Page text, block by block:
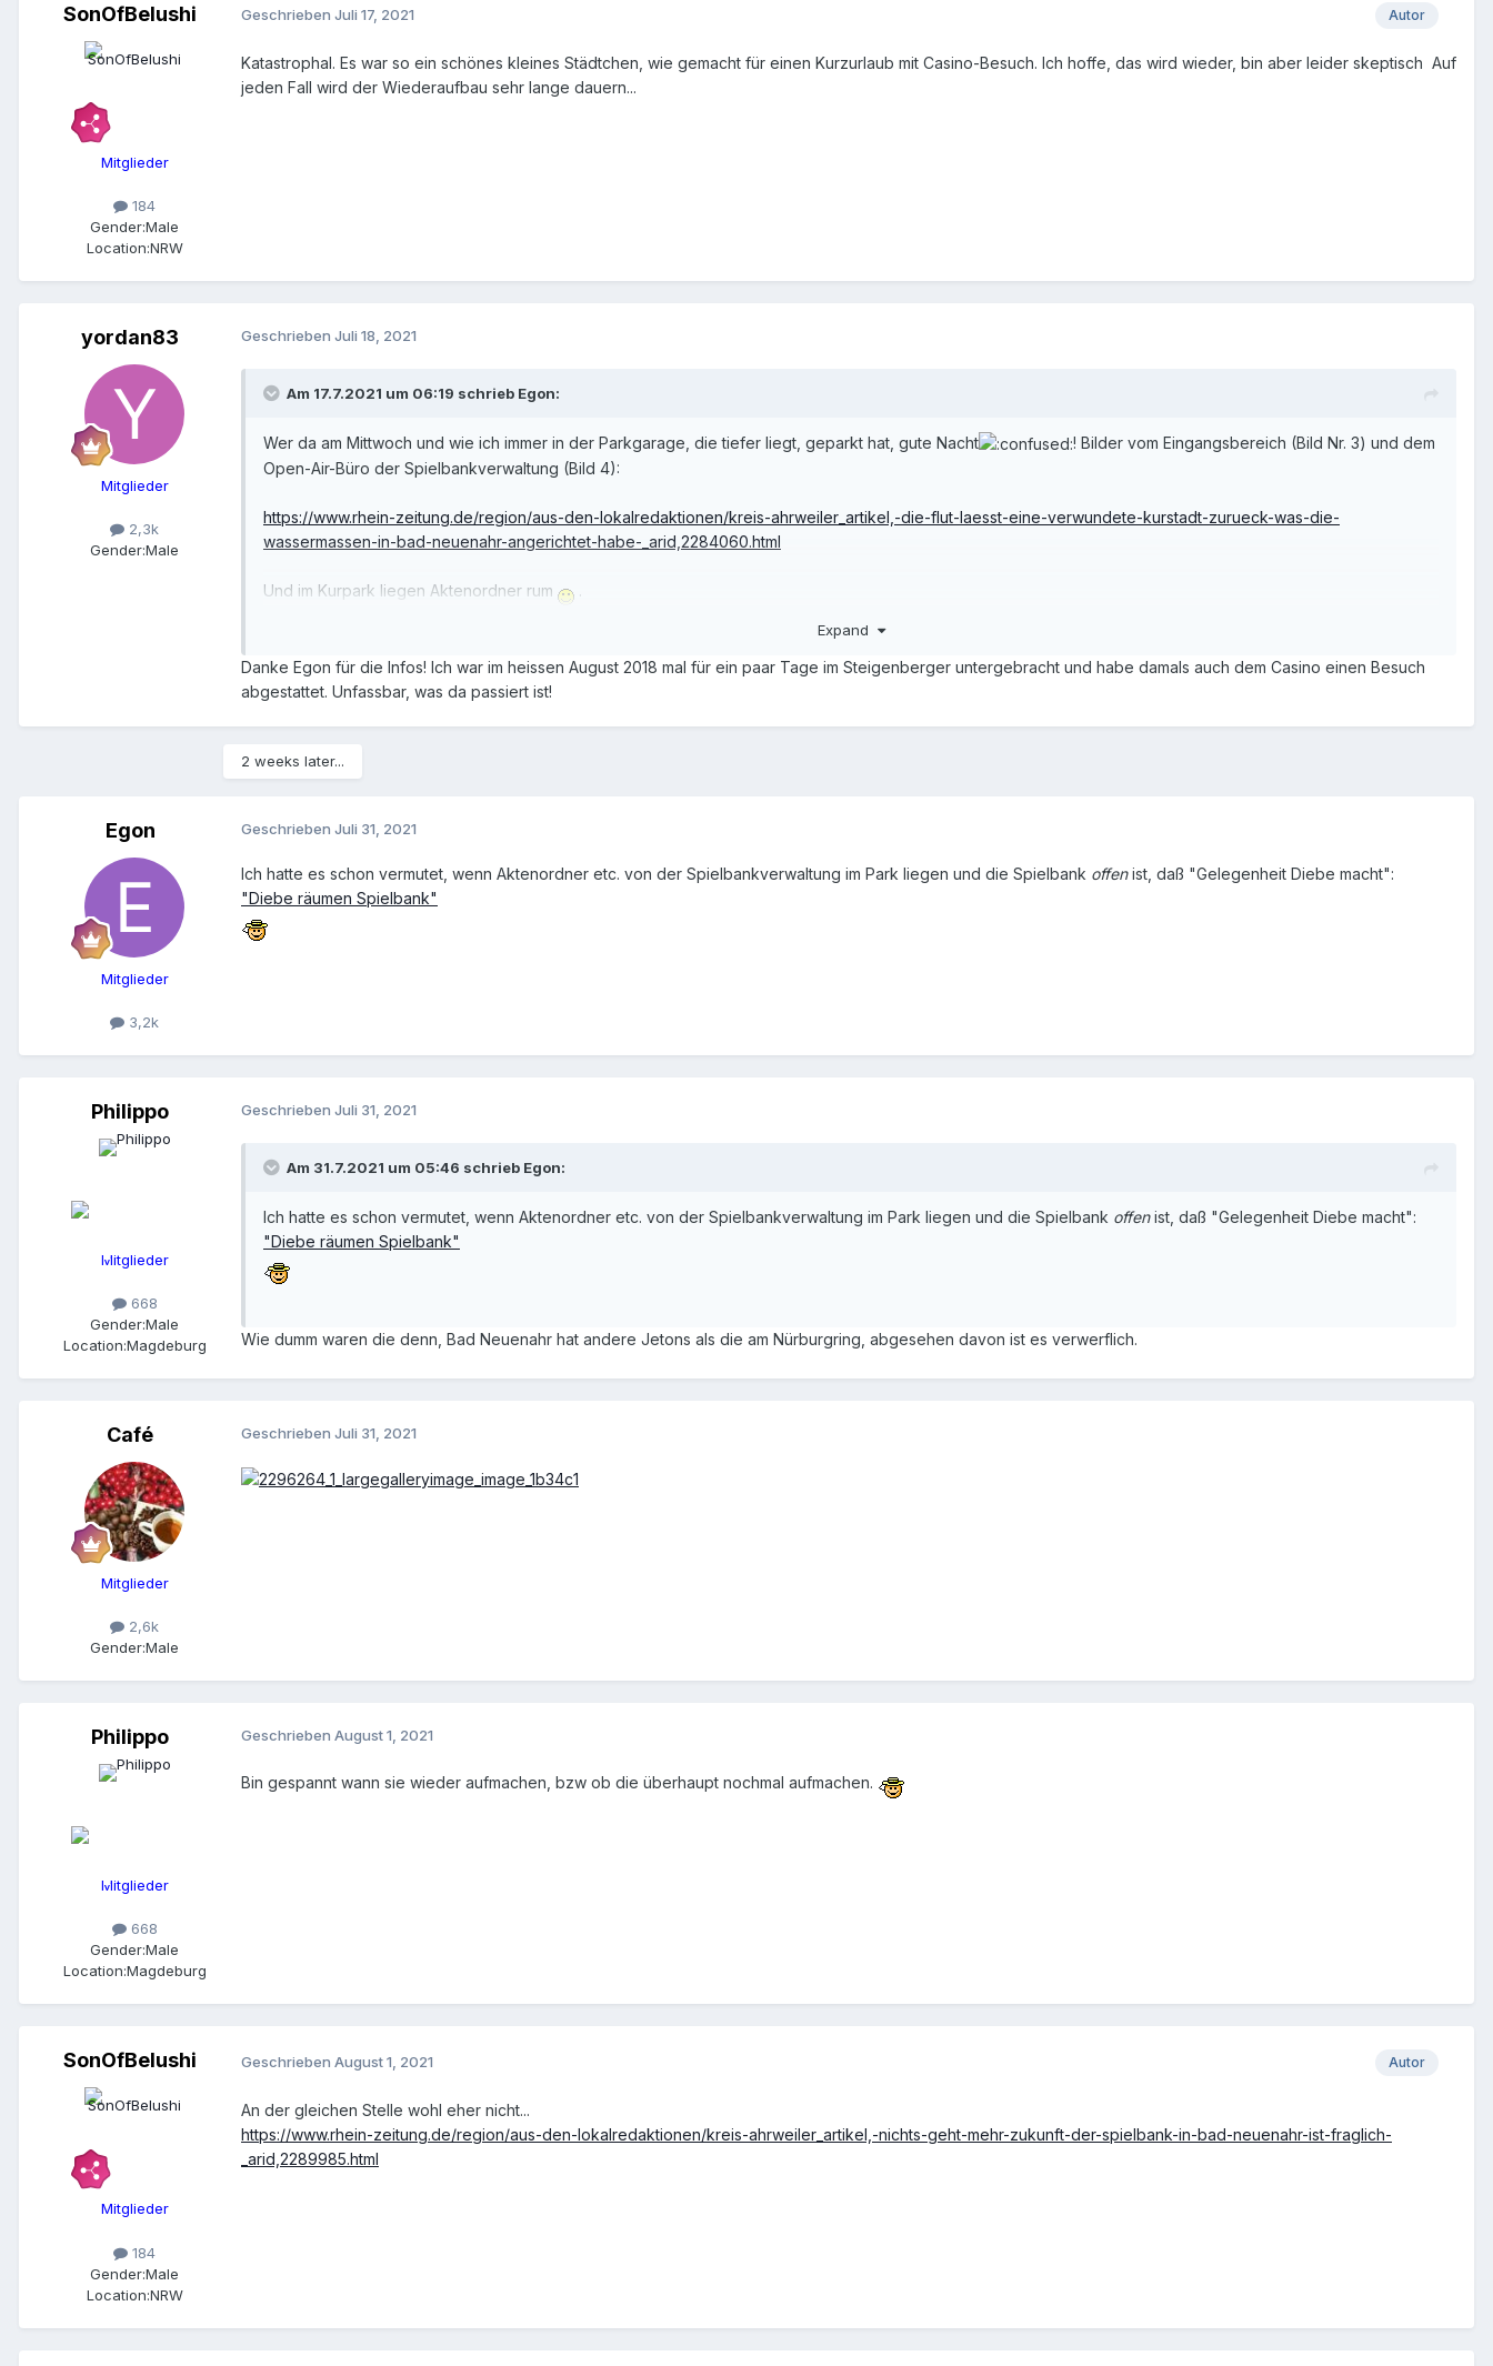
SonOfBelushi
Mitglieder
184
Gender:Male
Location:NRW
Autor
Geschrieben Juli 17, 2021
Katastrophal. Es war so ein schönes kleines Städtchen, wie gemacht für einen Kurzurlaub mit Casino-Besuch. Ich hoffe, das wird wieder, bin aber leider skeptisch Auf
jeden Fall wird der Wiederaufbau sehr lange dauern...
yordan83
Mitglieder
2,3k
Gender:Male
Geschrieben Juli 18, 2021
Am 17.7.2021 um 06:19 schrieb Egon:
Wer da am Mittwoch und wie ich immer in der Parkgarage, die tiefer liegt, geparkt hat, gute Nacht
! Bilder vom Eingangsbereich (Bild Nr. 3) und dem
Open-Air-Büro der Spielbankverwaltung (Bild 4):
https://www.rhein-zeitung.de/region/aus-den-lokalredaktionen/kreis-ahrweiler_artikel,-die-flut-laesst-eine-verwundete-kurstadt-zurueck-was-die-
wassermassen-in-bad-neuenahr-angerichtet-habe-_arid,2284060.html
Und im Kurpark liegen Aktenordner rum .
Großes Spiel oben sollte überlebt haben, aber unten Kleines Spiel dürfte Schrott sein.
Expand
Danke Egon für die Infos! Ich war im heissen August 2018 mal für ein paar Tage im Steigenberger untergebracht und habe damals auch dem Casino einen Besuch
abgestattet. Unfassbar, was da passiert ist!
2 weeks later...
Egon
Mitglieder
3,2k
Geschrieben Juli 31, 2021
Ich hatte es schon vermutet, wenn Aktenordner etc. von der Spielbankverwaltung im Park liegen und die Spielbank offenist, daß "Gelegenheit Diebe macht":
"Diebe räumen Spielbank"
Philippo
Mitglieder
668
Gender:Male
Location:Magdeburg
Geschrieben Juli 31, 2021
Am 31.7.2021 um 05:46 schrieb Egon:
Ich hatte es schon vermutet, wenn Aktenordner etc. von der Spielbankverwaltung im Park liegen und die Spielbank offenist, daß "Gelegenheit Diebe macht":
"Diebe räumen Spielbank"
Wie dumm waren die denn, Bad Neuenahr hat andere Jetons als die am Nürburgring, abgesehen davon ist es verwerflich.
Café
Mitglieder
2,6k
Gender:Male
Geschrieben Juli 31, 2021
Philippo
Mitglieder
668
Gender:Male
Location:Magdeburg
Geschrieben August 1, 2021
Bin gespannt wann sie wieder aufmachen, bzw ob die überhaupt nochmal aufmachen.
SonOfBelushi
Mitglieder
184
Gender:Male
Location:NRW
Autor
Geschrieben August 1, 2021
An der gleichen Stelle wohl eher nicht...
https://www.rhein-zeitung.de/region/aus-den-lokalredaktionen/kreis-ahrweiler_artikel,-nichts-geht-mehr-zukunft-der-spielbank-in-bad-neuenahr-ist-fraglich-
_arid,2289985.html